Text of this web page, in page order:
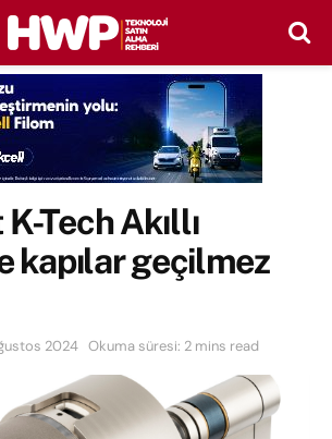
Tech Akıllı
kapılar geçilmez
2024 Okuma süresi: 2 mins read